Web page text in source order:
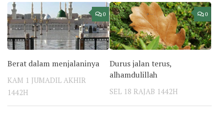
0
Berat dalam menjalaninya
KAM 1 JUMADIL AKHIR
1442H
0
Durus jalan terus,
alhamdulillah
SEL 18 RAJAB 1442H